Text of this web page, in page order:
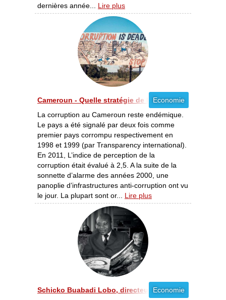
dernières année... Lire plus
Economie
Cameroun - Quelle stratégie de lutte contre la
La corruption au Cameroun reste endémique.
Le pays a été signalé par deux fois comme
premier pays corrompu respectivement en
1998 et 1999 (par Transparency international).
En 2011, L’indice de perception de la
corruption était évalué à 2,5. A la suite de la
sonnette d’alarme des années 2000, une
panoplie d’infrastructures anti-corruption ont vu
le jour. La plupart sont or... Lire plus
Economie
Schicko Buabadi Lobo, directeur général de la